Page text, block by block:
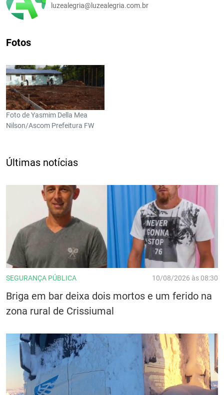
luzealegria@luzealegria.com.br
Fotos
Foto de Yasmim Della Mea
Nilson/Ascom Prefeitura FW
Últimas notícias
SEGURANÇA PÚBLICA 10/08/2026 às 08:30
Briga em bar deixa dois mortos e um ferido na
zona rural de Crissiumal